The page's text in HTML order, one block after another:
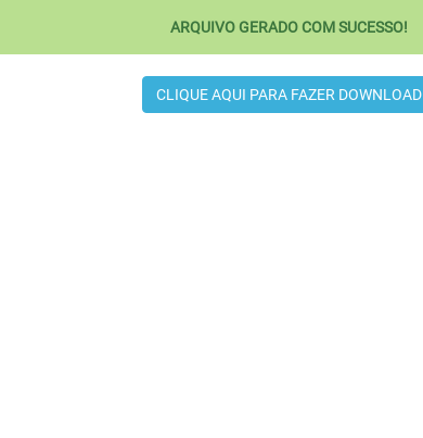
ARQUIVO GERADO COM SUCESSO!
CLIQUE AQUI PARA FAZER DOWNLOAD